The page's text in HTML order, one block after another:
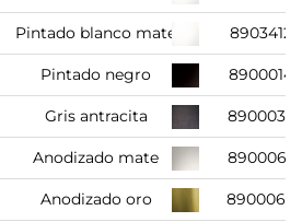
Pintado blanco mate 8903412
Pintado negro 8900014
Gris antracita 8900035
Anodizado mate 8900062
Anodizado oro 8900066